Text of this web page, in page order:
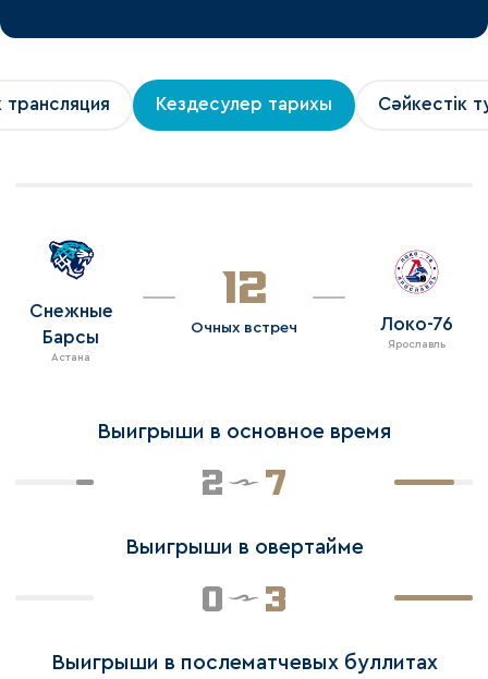
трансляция Кездесулер тарихы Сәйкестік
Снежные
Барсы
Астана
12
Очных встреч Локо-76
Ярославль
Выигрыши в основное время
2 7
Выигрыши в овертайме
0 3
Выигрыши в послематчевых буллитах